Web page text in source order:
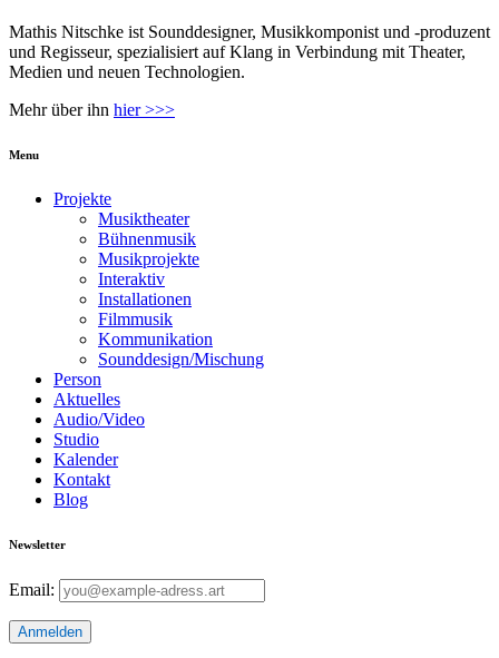
Mathis Nitschke ist Sounddesigner, Musikkomponist und -produzent
und Regisseur, spezialisiert auf Klang in Verbindung mit Theater,
Medien und neuen Technologien.
Mehr über ihn hier >>>
Menu
Projekte
Musiktheater
Bühnenmusik
Musikprojekte
Interaktiv
Installationen
Filmmusik
Kommunikation
Sounddesign/Mischung
Person
Aktuelles
Audio/Video
Studio
Kalender
Kontakt
Blog
Newsletter
Email: